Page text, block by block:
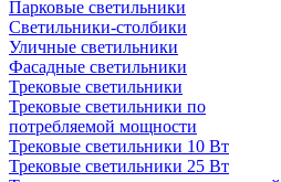
Парковые светильники
Светильники-столбики
Уличные светильники
Фасадные светильники
Трековые светильники
Трековые светильники по
потребляемой мощности
Трековые светильники 10 Вт
Трековые светильники 25 Вт